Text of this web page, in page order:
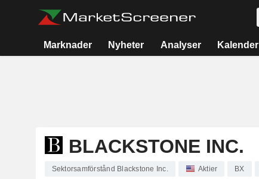
Marknader Nyheter Analyser Kalender
BLACKSTONE INC.
Sektorsamförstånd Blackstone Inc. Aktier BX